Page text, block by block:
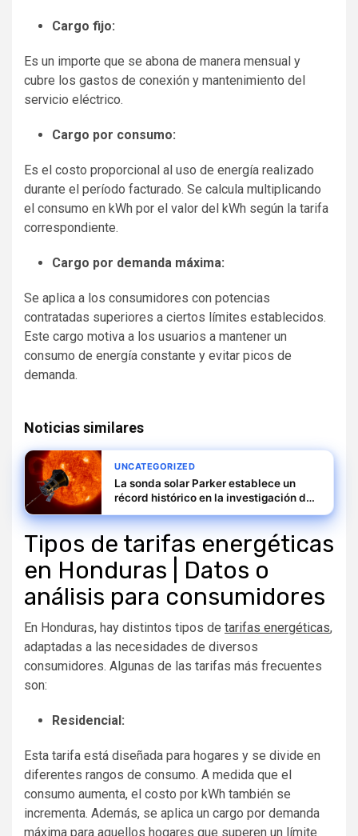
Cargo fijo:
Es un importe que se abona de manera mensual y
cubre los gastos de conexión y mantenimiento del
servicio eléctrico.
Cargo por consumo:
Es el costo proporcional al uso de energía realizado
durante el período facturado. Se calcula multiplicando
el consumo en kWh por el valor del kWh según la tarifa
correspondiente.
Cargo por demanda máxima:
Se aplica a los consumidores con potencias
contratadas superiores a ciertos límites establecidos.
Este cargo motiva a los usuarios a mantener un
consumo de energía constante y evitar picos de
demanda.
Noticias similares
UNCATEGORIZED
La sonda solar Parker establece un
récord histórico en la investigación del
sol más que nunca
Tipos de tarifas energéticas
en Honduras | Datos o
análisis para consumidores
En Honduras, hay distintos tipos de tarifas energéticas,
adaptadas a las necesidades de diversos
consumidores. Algunas de las tarifas más frecuentes
son:
Residencial:
Esta tarifa está diseñada para hogares y se divide en
diferentes rangos de consumo. A medida que el
consumo aumenta, el costo por kWh también se
incrementa. Además, se aplica un cargo por demanda
máxima para aquellos hogares que superen un límite